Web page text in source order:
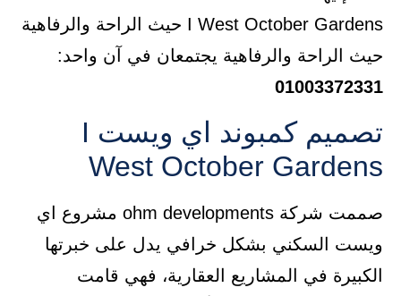
I West October Gardens حيث الراحة والرفاهية
حيث الراحة والرفاهية يجتمعان في آن واحد:
01003372331
تصميم كمبوند اي ويست I
West October Gardens
صممت شركة ohm developments مشروع اي
ويست السكني بشكل خرافي يدل على خبرتها
الكبيرة في المشاريع العقارية، فهي قامت